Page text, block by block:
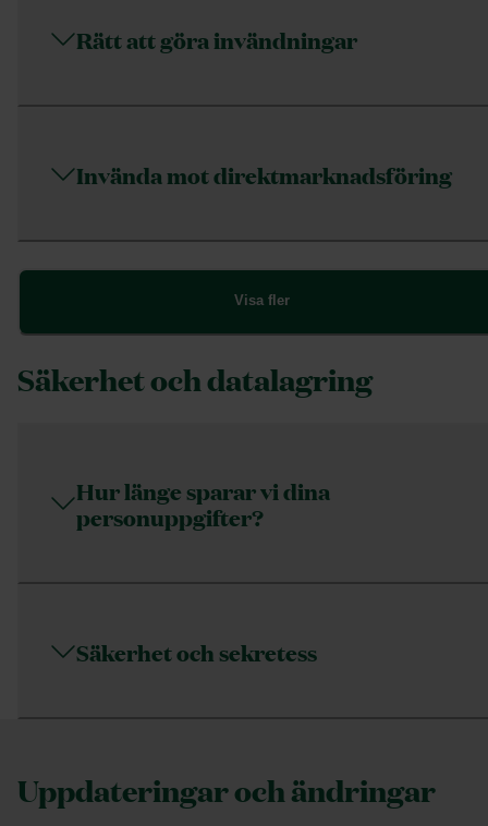
Rätt att göra invändningar
Invända mot direktmarknadsföring
Visa fler
Säkerhet och datalagring
Hur länge sparar vi dina
personuppgifter?
Säkerhet och sekretess
Uppdateringar och ändringar